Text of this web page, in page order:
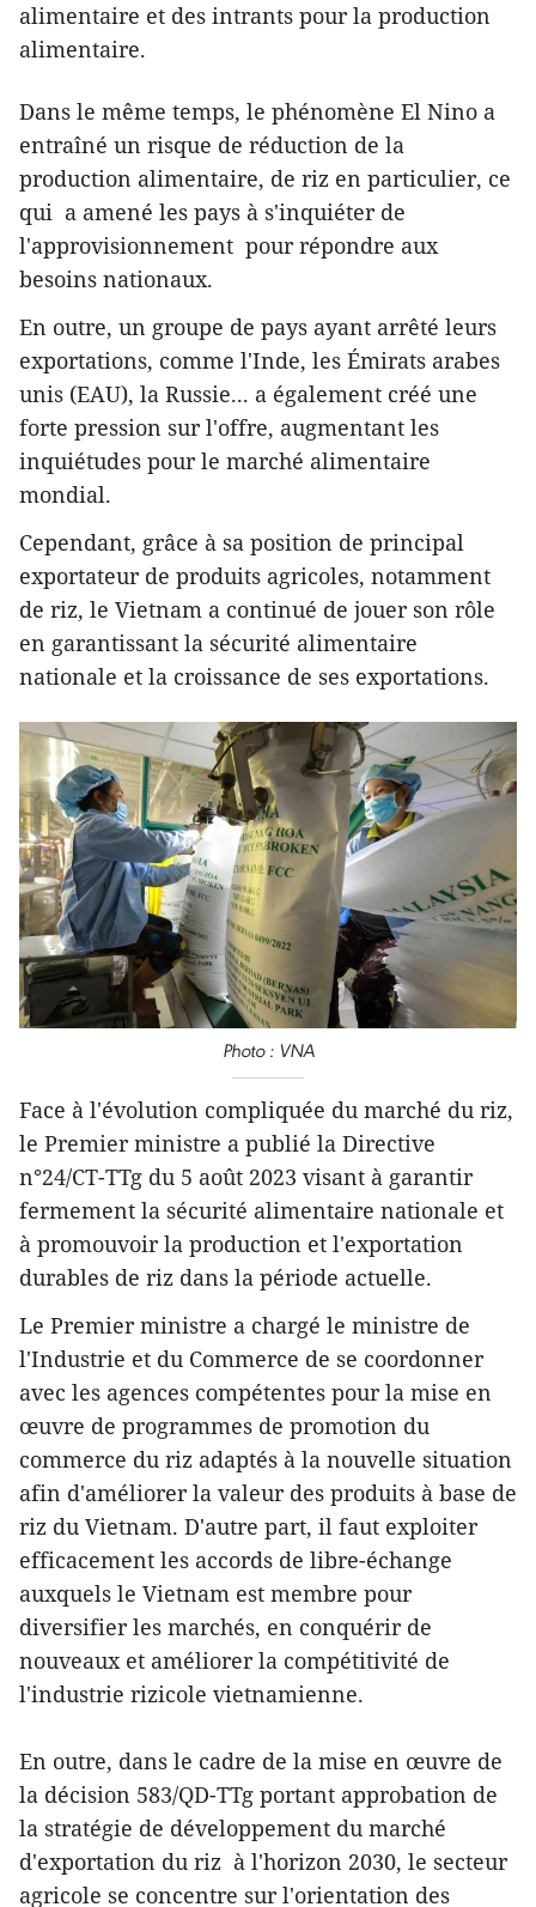
alimentaire et des intrants pour la production
alimentaire.
Dans le même temps, le phénomène El Nino a
entraîné un risque de réduction de la
production alimentaire, de riz en particulier, ce
qui a amené les pays à s'inquiéter de
l'approvisionnement pour répondre aux
besoins nationaux.
En outre, un groupe de pays ayant arrêté leurs
exportations, comme l'Inde, les Émirats arabes
unis (EAU), la Russie... a également créé une
forte pression sur l'offre, augmentant les
inquiétudes pour le marché alimentaire
mondial.
Cependant, grâce à sa position de principal
exportateur de produits agricoles, notamment
de riz, le Vietnam a continué de jouer son rôle
en garantissant la sécurité alimentaire
nationale et la croissance de ses exportations.
Photo : VNA
Face à l'évolution compliquée du marché du riz,
le Premier ministre a publié la Directive
n°24/CT-TTg du 5 août 2023 visant à garantir
fermement la sécurité alimentaire nationale et
à promouvoir la production et l'exportation
durables de riz dans la période actuelle.
Le Premier ministre a chargé le ministre de
l'Industrie et du Commerce de se coordonner
avec les agences compétentes pour la mise en
œuvre de programmes de promotion du
commerce du riz adaptés à la nouvelle situation
afin d'améliorer la valeur des produits à base de
riz du Vietnam. D'autre part, il faut exploiter
efficacement les accords de libre-échange
auxquels le Vietnam est membre pour
diversifier les marchés, en conquérir de
nouveaux et améliorer la compétitivité de
l'industrie rizicole vietnamienne.
En outre, dans le cadre de la mise en œuvre de
la décision 583/QD-TTg portant approbation de
la stratégie de développement du marché
d'exportation du riz à l'horizon 2030, le secteur
agricole se concentre sur l'orientation des